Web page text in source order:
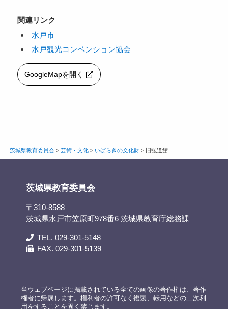
関連リンク
水戸市
水戸観光コンベンション協会
GoogleMapを開く
茨城県教育委員会> 芸術・文化> いばらきの文化財> 旧弘道館
茨城県教育委員会
〒310-8588
茨城県水戸市笠原町978番6 茨城県教育庁総務課
TEL. 029-301-5148
FAX. 029-301-5139
当ウェブページに掲載されている全ての画像の著作権は、著作
権者に帰属します。権利者の許可なく複製、転用などの二次利
用をすることを固く禁じます。